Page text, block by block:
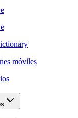
móviles